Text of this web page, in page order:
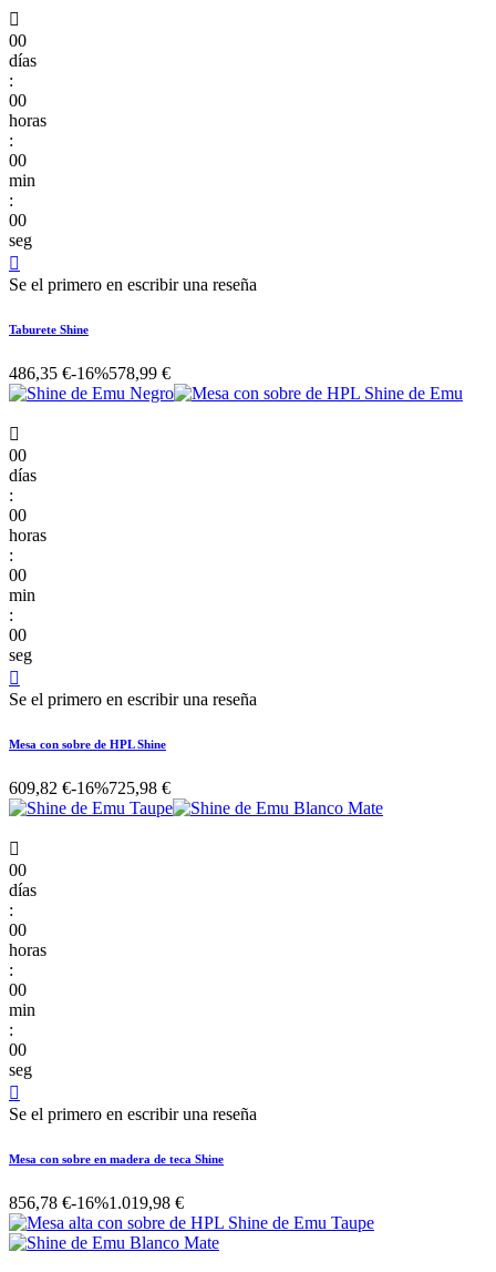

00
días
:
00
horas
:
00
min
:
00
seg

Se el primero en escribir una reseña
Taburete Shine
486,35 €-16%578,99 €

00
días
:
00
horas
:
00
min
:
00
seg

Se el primero en escribir una reseña
Mesa con sobre de HPL Shine
609,82 €-16%725,98 €

00
días
:
00
horas
:
00
min
:
00
seg

Se el primero en escribir una reseña
Mesa con sobre en madera de teca Shine
856,78 €-16%1.019,98 €